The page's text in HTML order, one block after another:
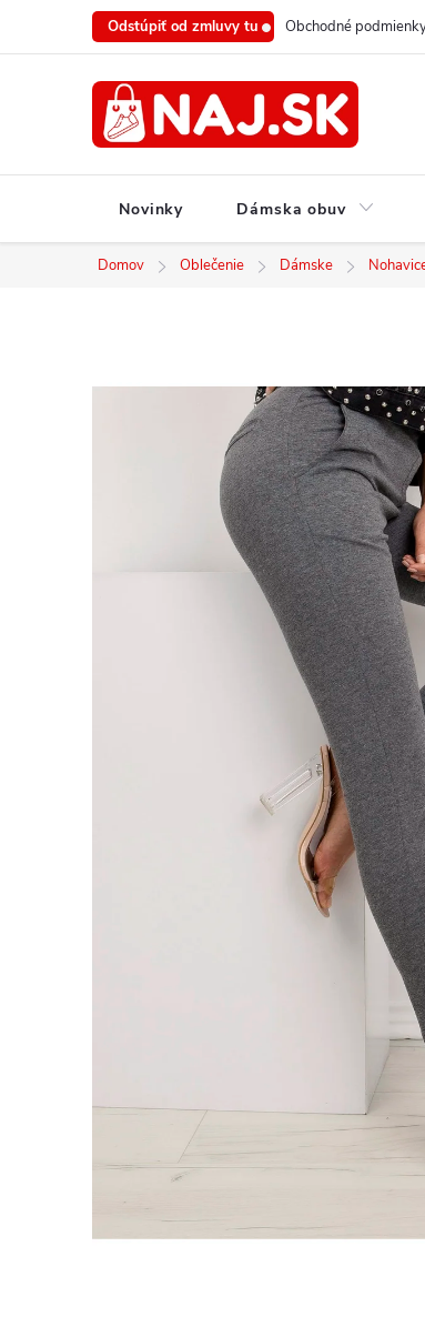
Odstúpiť od zmluvy tu Obchodné
Novinky Dámska obuv
Domov Oblečenie Dámske